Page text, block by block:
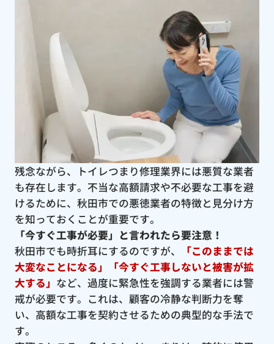
残念ながら、トイレつまり修理業界には悪質な業者
も存在します。不当な高額請求や不必要な工事を避
けるために、秋田市での悪徳業者の特徴と見分け方
を知っておくことが重要です。
「今すぐ工事が必要」と言われたら要注意！
秋田市でも時折耳にするのですが、
「このままでは
大変なことになる」「今すぐ工事しないと被害が拡
大する」 など、過度に緊急性を強調する業者には警
戒が必要です。これは、顧客の冷静な判断力を奪
い、高額な工事を契約させるための典型的な手法で
す。